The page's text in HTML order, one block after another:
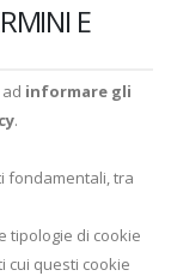
E
informare gli
.
fondamentali, tra
tipologie di cookie
cui questi cookie